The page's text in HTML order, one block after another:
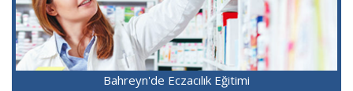
Bahreyn'de Eczacılık Eğitimi